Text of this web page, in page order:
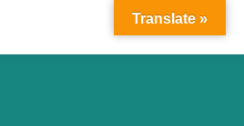
Translate »